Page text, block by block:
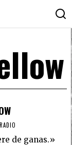
RADIO
de ganas.»